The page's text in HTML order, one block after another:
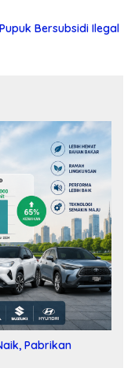
Bersubsidi Ilegal
Pabrikan